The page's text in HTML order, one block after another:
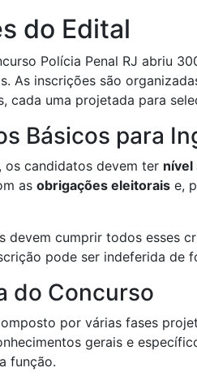
do Edital
Polícia Penal RJ abriu
As inscrições são
cada uma projetada para
Básicos para
os candidatos devem ter nível
as obrigações eleitorais e,
devem cumprir todos esses
pode ser indeferida de
do Concurso
por várias fases
gerais e
função.